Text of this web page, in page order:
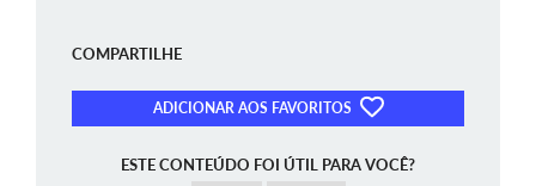
COMPARTILHE
ADICIONAR AOS FAVORITOS
ESTE CONTEÚDO FOI ÚTIL PARA VOCÊ?